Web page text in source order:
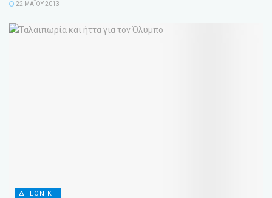
22 ΜΑΪ́ΟΥ 2013
Δ' ΕΘΝΙΚΗ